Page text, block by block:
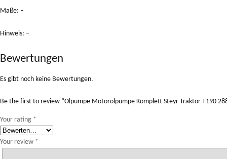
Maße: –
Hinweis: –
Bewertungen
Es gibt noch keine Bewertungen.
Be the first to review “Ölpumpe Motorölpumpe Komplett Steyr Traktor T190
Your rating *
Your review *